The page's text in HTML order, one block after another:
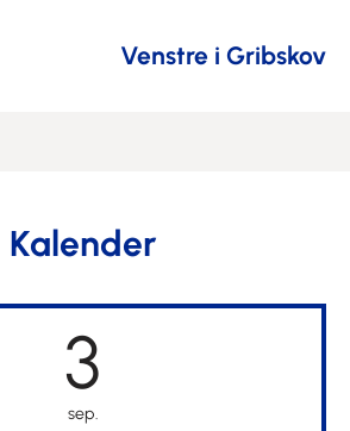
Venstre i Gribskov
Kalender
3
sep.